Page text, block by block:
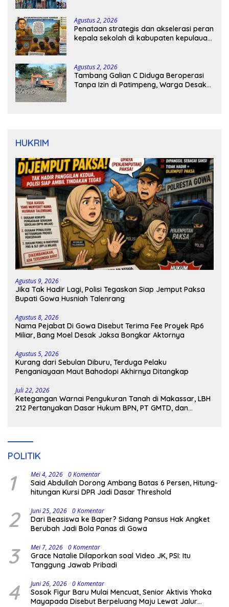
Agustus 2, 2026
Penataan strategis dan akselerasi peran
kepala sekolah di kabupaten kepulauan
Agustus 2, 2026
Tambang Galian C Diduga Beroperasi
Tanpa Izin di Patimpeng, Warga Desak
HUKRIM
Agustus 9, 2026
Jika Tak Hadir Lagi, Polisi Tegaskan Siap Jemput Paksa
Bupati Gowa Husniah Talenrang
Agustus 8, 2026
Nama Pejabat Di Gowa Disebut Terima Fee Proyek Rp6
Miliar, Bang Moel Desak Jaksa Bongkar Aktornya
Agustus 5, 2026
Kurang dari Sebulan Diburu, Terduga Pelaku
Penganiayaan Maut Bahodopi Akhirnya Ditangkap
Juli 22, 2026
Ketegangan Warnai Pengukuran Tanah di Makassar, LBH
212 Pertanyakan Dasar Hukum BPN, PT GMTD, dan
POLITIK
1 Mei 4, 2026 0 Komentar
Said Abdullah Dorong Ambang Batas 6 Persen, Hitung-
hitungan Kursi DPR Jadi Dasar Threshold
2 Juni 25, 2026 0 Komentar
Dari Beasiswa ke Baper? Sidang Pansus Hak Angket
Berubah Jadi Bola Panas di Gowa
3 Mei 7, 2026 0 Komentar
Grace Natalie Dilaporkan soal Video JK, PSI: Itu
Tanggung Jawab Pribadi
4 Juni 26, 2026 0 Komentar
Sosok Figur Baru Mulai Mencuat, Senior Aktivis Yhoka
Mayapada Disebut Berpeluang Maju Lewat Jalur